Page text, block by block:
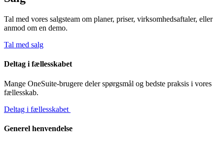
Tal med vores salgsteam om planer, priser, virksomhedsaftaler, eller
anmod om en demo.
Tal med salg
Deltag i fællesskabet
Mange OneSuite-brugere deler spørgsmål og bedste praksis i vores
fællesskab.
Deltag i fællesskabet
Generel henvendelse